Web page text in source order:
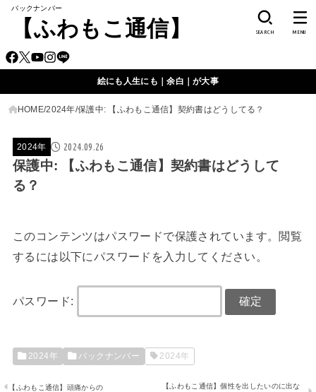
バックナンバー
【ふわもこ通信】 SEARCH MENU
絵にも人生にも｜余白｜が大事
HOME 2024年 保護中: 【ふわもこ通信】契約書はどうしてる？
2024年 2024.09.26
保護中: 【ふわもこ通信】契約書はどうして
る？
このコンテンツはパスワードで保護されています。閲覧
するには以下にパスワードを入力してください。
パスワード:
2024年 バックナンバー 2024年
【ふわもこ通信】頭痛からの
【ふわもこ通信】個性を出したいのに出な